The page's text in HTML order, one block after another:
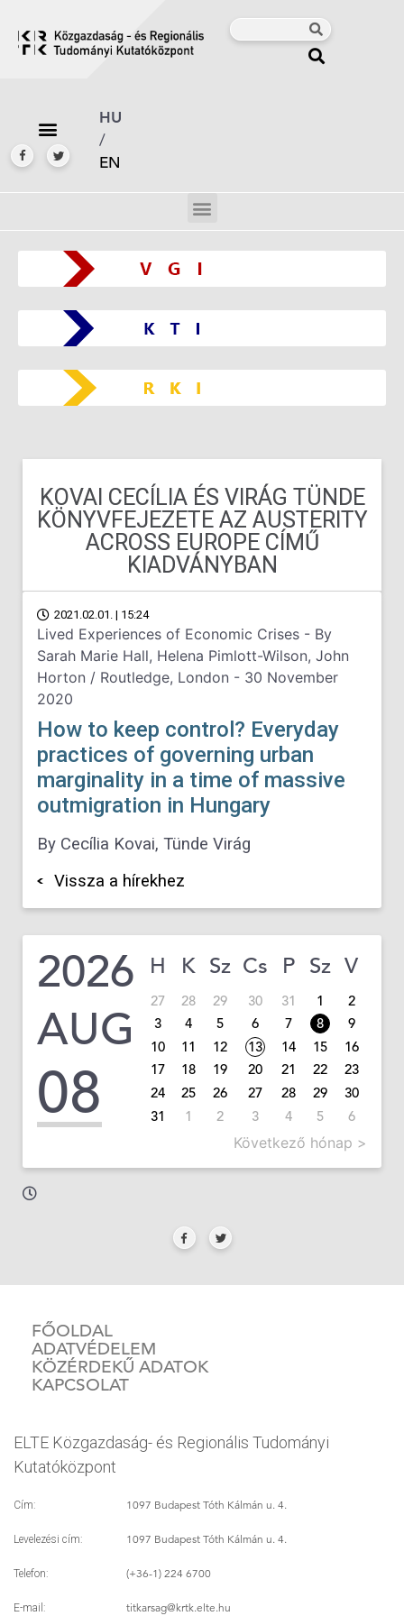
HU
/
EN
KOVAI CECÍLIA ÉS VIRÁG TÜNDE
KÖNYVFEJEZETE AZ AUSTERITY
ACROSS EUROPE CÍMŰ
KIADVÁNYBAN
2021.02.01. | 15:24
Lived Experiences of Economic Crises - By
Sarah Marie Hall, Helena Pimlott-Wilson, John
Horton / Routledge, London - 30 November
2020
How to keep control? Everyday
practices of governing urban
marginality in a time of massive
outmigration in Hungary
By Cecília Kovai, Tünde Virág
Vissza a hírekhez
2026
AUG
08
H K Sz Cs P Sz V
27 28 29 30 31 1
2
3
4 5 6 7 8
9
10
11 12 13 14 15
16
17
18 19 20 21 22
23
24
25 26 27 28 29
30
31
1 2 3 4 5 6
Következő hónap >
FŐOLDAL
ADATVÉDELEM
KÖZÉRDEKŰ ADATOK
KAPCSOLAT
ELTE Közgazdaság- és Regionális Tudományi
Kutatóközpont
Cím: 1097 Budapest Tóth Kálmán u. 4.
Levelezési cím: 1097 Budapest Tóth Kálmán u. 4.
Telefon: (+36-1) 224 6700
E-mail: titkarsag@krtk.elte.hu